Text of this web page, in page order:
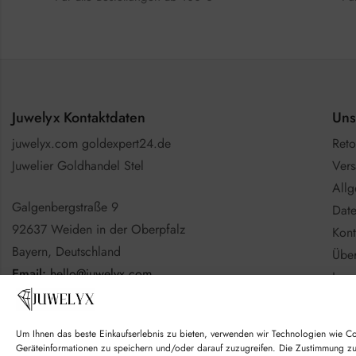
Um Ihnen das beste Einkaufserlebnis zu bieten, verwenden wir Technologien wie
Geräteinformationen zu speichern und/oder darauf zuzugreifen. Die Zustimmung
Juwelyx Kontaktdaten
juwelyx.com goldexpert24.de
Juwelier Goldhandel Stel
Galgenbergstraße 9
92637 Weiden in der Oberpfalz
Bayern, Deutschland
Email:hello@juwelyx.com
Nutzen Sie gerne das